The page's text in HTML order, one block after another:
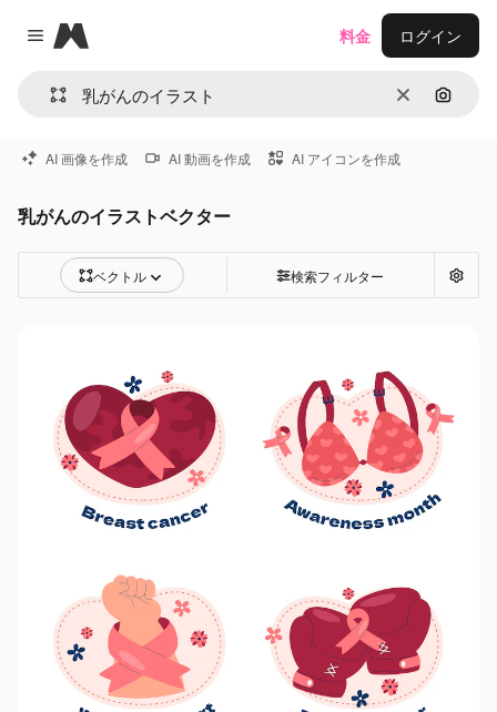
Close menu
Magnific
消去 画像で
料金 ログイン
AI 画像を作成 AI 動画を作成 AI アイコンを作成
乳がんのイラストベクター
ベクトル 検索フィルター